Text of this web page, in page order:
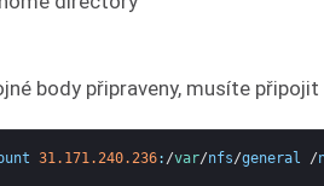
body připraveny, musíte
31.171.240.236: /var/nfs/general /